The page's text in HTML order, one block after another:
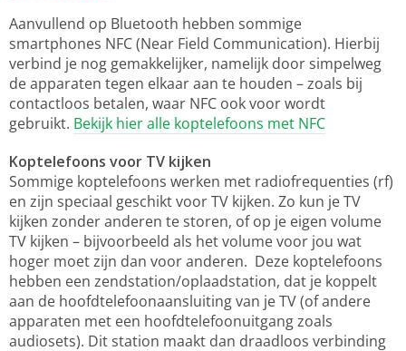
Aanvullend op Bluetooth hebben sommige
smartphones NFC (Near Field Communication). Hierbij
verbind je nog gemakkelijker, namelijk door simpelweg
de apparaten tegen elkaar aan te houden – zoals bij
contactloos betalen, waar NFC ook voor wordt
gebruikt. Bekijk hier alle koptelefoons met NFC
Koptelefoons voor TV kijken
Sommige koptelefoons werken met radiofrequenties (rf)
en zijn speciaal geschikt voor TV kijken. Zo kun je TV
kijken zonder anderen te storen, of op je eigen volume
TV kijken – bijvoorbeeld als het volume voor jou wat
hoger moet zijn dan voor anderen. Deze koptelefoons
hebben een zendstation/oplaadstation, dat je koppelt
aan de hoofdtelefoonaansluiting van je TV (of andere
apparaten met een hoofdtelefoonuitgang zoals
audiosets). Dit station maakt dan draadloos verbinding